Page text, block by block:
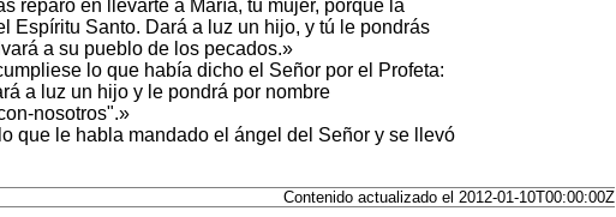
reparo en llevarte a María, tu mujer, porque la
Espíritu Santo. Dará a luz un hijo, y tú le pondrás
a su pueblo de los pecados.»
lo que había dicho el Señor por el Profeta:
a luz un hijo y le pondrá por nombre
nosotros".»
que le habla mandado el ángel del Señor y se llevó
Contenido actualizado el 2012-01-10T00:00:00Z